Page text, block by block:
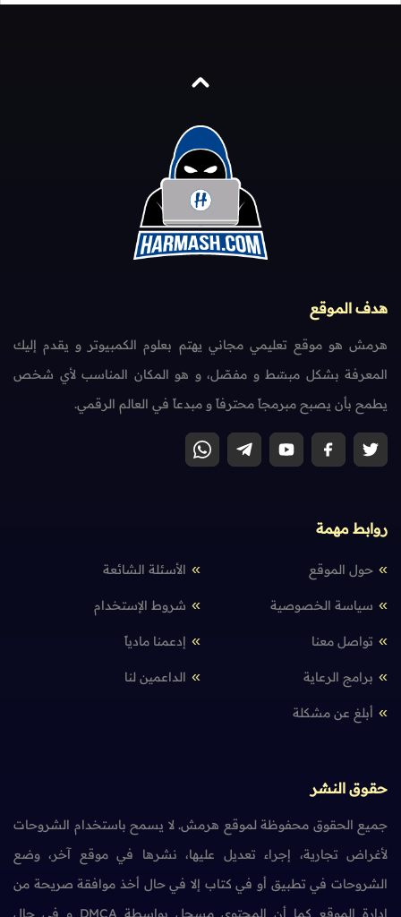
هدف الموقع
هرمش هو موقع تعليمي مجاني يهتم بعلوم الكمبيوتر و يقدم إليك
المعرفة بشكل مبسّط و مفصّل، و هو المكان المناسب لأي شخص
يطمح بأن يصبح مبرمجاً محترفاً و مبدعاً في العالم الرقمي.
روابط مهمة
حول الموقع الأسئلة الشائعة
سياسة الخصوصية شروط الإستخدام
تواصل معنا إدعمنا مادياً
برامج الرعاية الداعمين لنا
أبلغ عن مشكلة
حقوق النشر
جميع الحقوق محفوظة لموقع هرمش. لا يسمح باستخدام الشروحات
لأغراض تجارية، إجراء تعديل عليها، نشرها في موقع آخر، وضع
الشروحات في تطبيق أو في كتاب إلا في حال أخذ موافقة صريحة من
إدارة الموقع كما أن المحتوى مسجل بواسطة DMCA و في حال